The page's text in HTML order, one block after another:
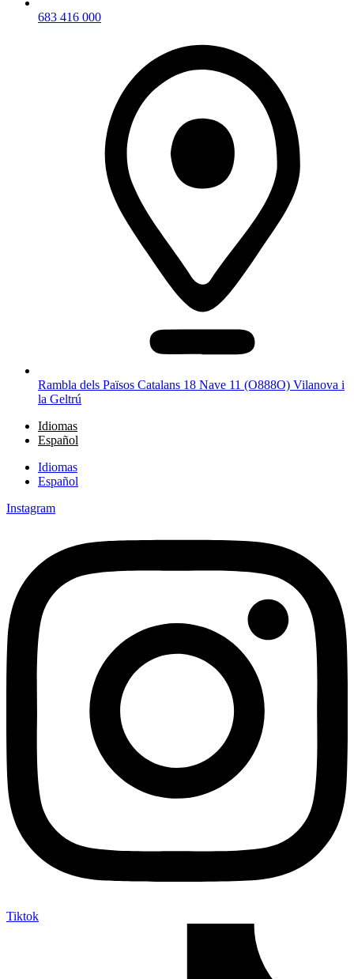
683 416 000
Rambla dels Països Catalans 18 Nave 11 (O888O) Vilanova i
la Geltrú
Idiomas
Español
Idiomas
Español
Instagram
Tiktok